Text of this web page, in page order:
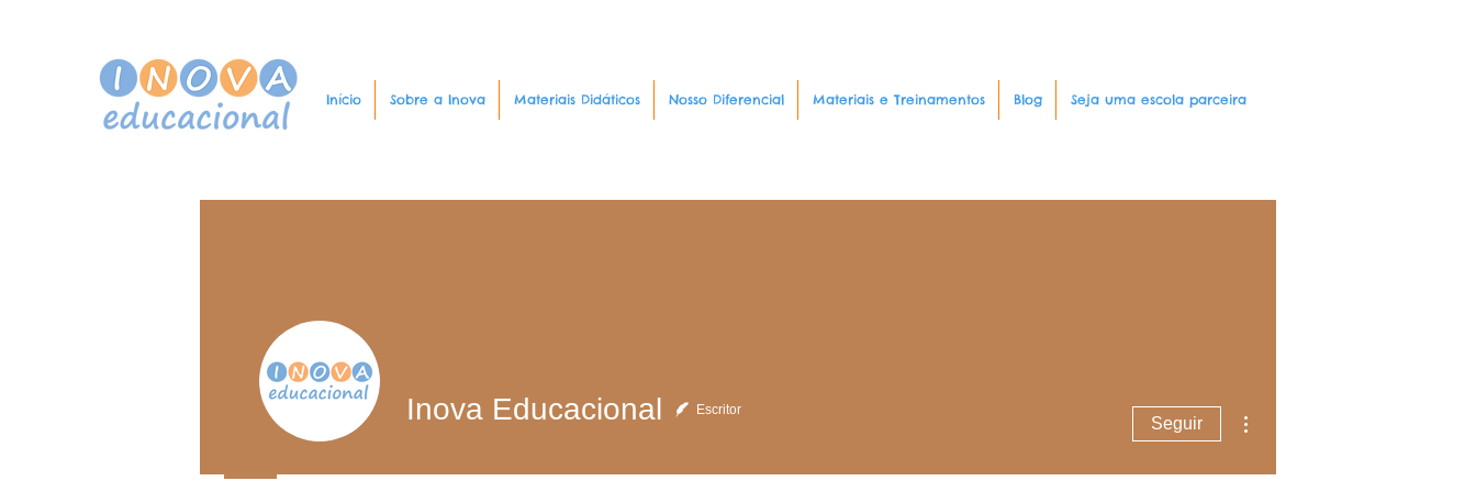
Início Sobre a Inova Materiais Didáticos Nosso Diferencial Materiais e Treinamentos Blog Seja uma escola parceira
Inova Educacional Escritor
Seguir